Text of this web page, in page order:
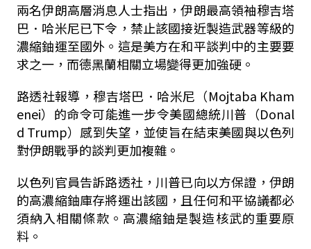
兩名伊朗高層消息人士指出，伊朗最高領袖穆吉塔
巴．哈米尼已下令，禁止該國接近製造武器等級的
濃縮鈾運至國外。這是美方在和平談判中的主要要
求之一，而德黑蘭相關立場變得更加強硬。
路透社報導，穆吉塔巴．哈米尼（Mojtaba Kham
enei）的命令可能進一步令美國總統川普（Donal
d Trump）感到失望，並使旨在結束美國與以色列
對伊朗戰爭的談判更加複雜。
以色列官員告訴路透社，川普已向以方保證，伊朗
的高濃縮鈾庫存將運出該國，且任何和平協議都必
須納入相關條款。高濃縮鈾是製造核武的重要原
料。